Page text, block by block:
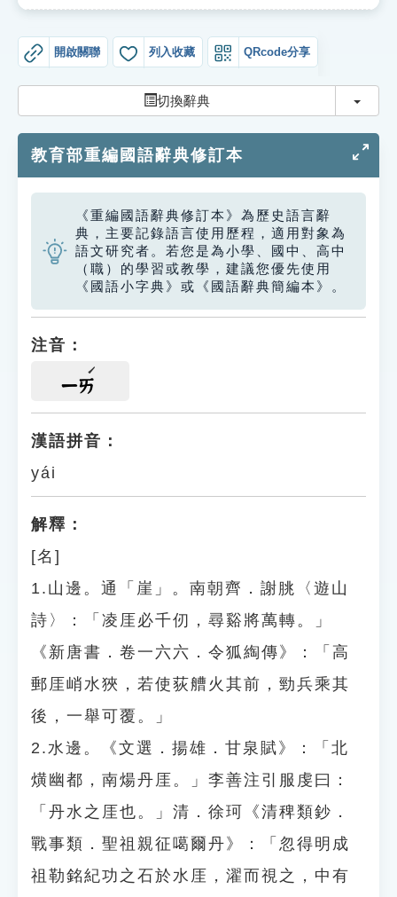
遊戲專區
教學應用
貓頭鷹博士
開啟關聯 列入收藏 QRcode分享
切換辭典 切換
教育部重編國語辭典修訂本
《重編國語辭典修訂本》為歷史語言辭
典，主要記錄語言使用歷程，適用對象為
語文研究者。若您是為小學、國中、高中
（職）的學習或教學，建議您優先使用
《國語小字典》或《國語辭典簡編本》。
注音：
ㄧㄞ
漢語拼音：
yái
解釋：
[名]
1.山邊。通「崖」。南朝齊．謝朓〈遊山
詩〉：「凌厓必千仞，尋谿將萬轉。」
《新唐書．卷一六六．令狐綯傳》：「高
郵厓峭水狹，若使荻艚火其前，勁兵乘其
後，一舉可覆。」
2.水邊。《文選．揚雄．甘泉賦》：「北
熿幽都，南煬丹厓。」李善注引服虔曰：
「丹水之厓也。」清．徐珂《清稗類鈔．
戰事類．聖祖親征噶爾丹》：「忽得明成
祖勒銘紀功之石於水厓，濯而視之，中有